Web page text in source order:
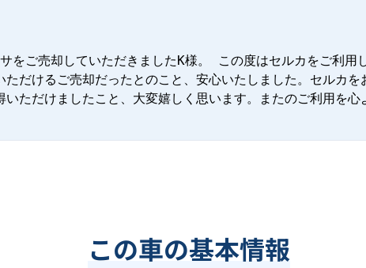
をご売却していただきましたK様。 この度はセルカをご利用
ただけるご売却だったとのこと、安心いたしました。セルカ
いただけましたこと、大変嬉しく思います。またのご利用を
この車の基本情報